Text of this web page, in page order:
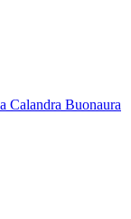
Calandra Buonaura